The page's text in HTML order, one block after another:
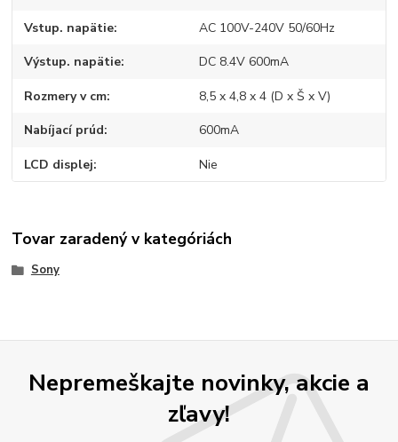
Vstup. napätie AC 100V-240V 50/60Hz
Výstup. napätie DC 8.4V 600mA
Rozmery v cm 8,5 x 4,8 x 4 (D x Š x V)
Nabíjací prúd 600mA
LCD displej Nie
Tovar zaradený v kategóriách
Sony
Nepremeškajte novinky, akcie a
zľavy!